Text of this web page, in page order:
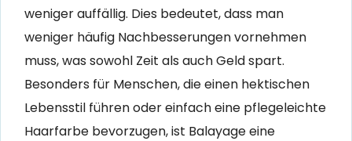
weniger auffällig. Dies bedeutet, dass man
weniger häufig Nachbesserungen vornehmen
muss, was sowohl Zeit als auch Geld spart.
Besonders für Menschen, die einen hektischen
Lebensstil führen oder einfach eine pflegeleichte
Haarfarbe bevorzugen, ist Balayage eine